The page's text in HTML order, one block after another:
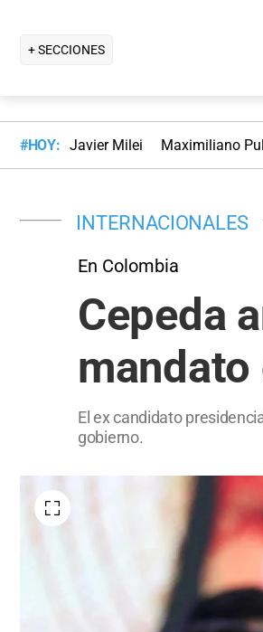
+ SECCIONES
#HOY: Javier Milei Maximiliano
INTERNACIONALES
En Colombia
Cepeda
mandato
El ex candidato
gobierno.